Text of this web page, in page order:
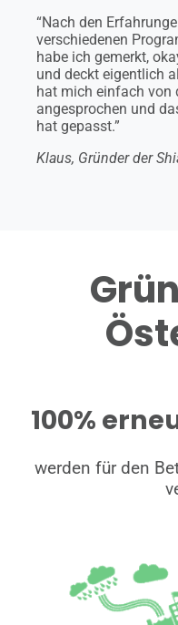
“Nach den
verschiedenen
habe ich gemerkt,
und deckt eigentlich
hat mich einfach von
angesprochen und
hat gepasst.”
Klaus, Gründer der
100%
werden für den